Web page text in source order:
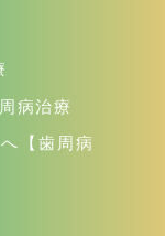
病治療
【歯周病